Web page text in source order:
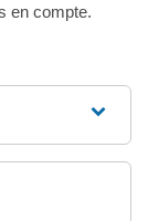
en compte.